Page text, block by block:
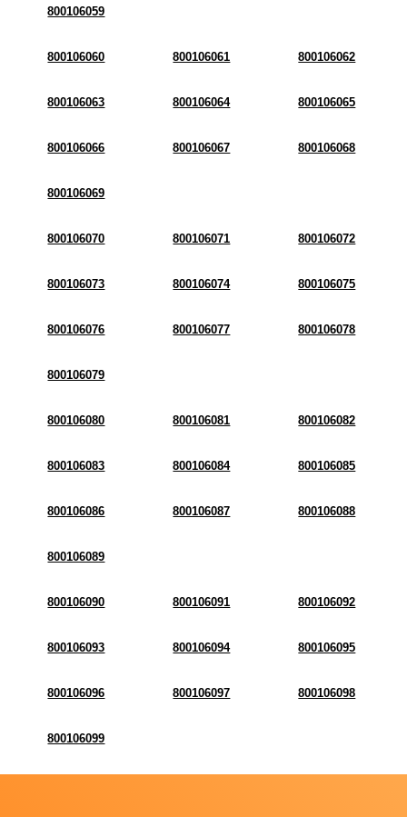
800106059
800106060 800106061 800106062
800106063 800106064 800106065
800106066 800106067 800106068
800106069
800106070 800106071 800106072
800106073 800106074 800106075
800106076 800106077 800106078
800106079
800106080 800106081 800106082
800106083 800106084 800106085
800106086 800106087 800106088
800106089
800106090 800106091 800106092
800106093 800106094 800106095
800106096 800106097 800106098
800106099